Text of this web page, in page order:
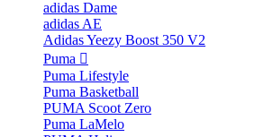
adidas Dame
adidas AE
Adidas Yeezy Boost 350 V2
Puma
Puma Lifestyle
Puma Basketball
PUMA Scoot Zero
Puma LaMelo